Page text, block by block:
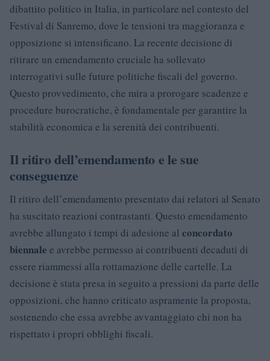
dibattito politico in Italia, in particolare nel contesto del
Festival di Sanremo, dove le tensioni tra maggioranza e
opposizione si intensificano. La recente decisione di
ritirare un emendamento cruciale ha sollevato
interrogativi sulle future politiche fiscali del governo.
Questo provvedimento, che mira a prorogare scadenze e
procedure burocratiche, è fondamentale per garantire la
stabilità economica e la serenità dei contribuenti.
Il ritiro dell’emendamento e le sue
conseguenze
Il ritiro dell’emendamento presentato dai relatori al Senato
ha suscitato reazioni contrastanti. Questo emendamento
avrebbe allungato i tempi di adesione al concordato
biennale e avrebbe permesso ai contribuenti decaduti di
essere riammessi alla rottamazione delle cartelle. La
decisione è stata presa in seguito a pressioni da parte delle
opposizioni, che hanno criticato aspramente la proposta,
sostenendo che essa avrebbe avvantaggiato chi non ha
rispettato i propri obblighi fiscali.